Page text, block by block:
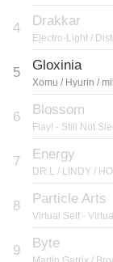
4 Drakkar
Electro-Light /
5 Gloxinia
Xomu / Hyurin /
6 Blossom
Flay! - Still Not
7 Energy
DR.L / LINDY /
8 Particle Arts
Virtual Self -
9 Byte